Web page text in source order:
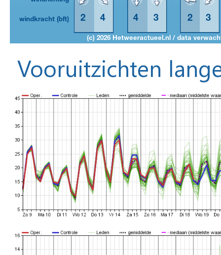
Vooruitzichten